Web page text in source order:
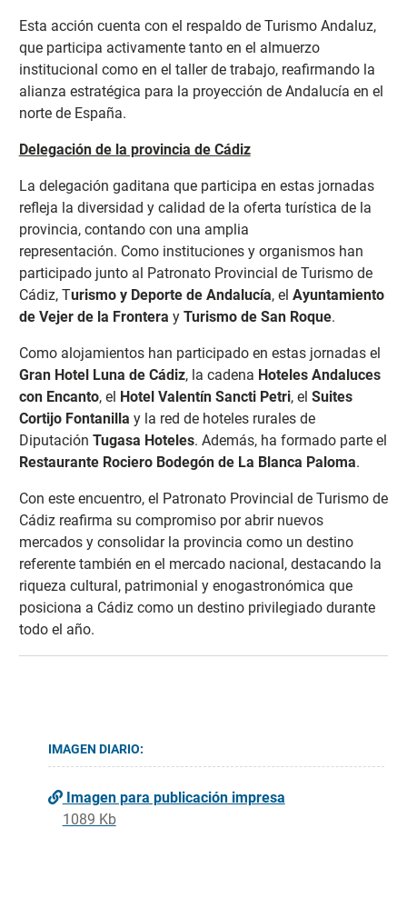
Esta acción cuenta con el respaldo de Turismo Andaluz,
que participa activamente tanto en el almuerzo
institucional como en el taller de trabajo, reafirmando la
alianza estratégica para la proyección de Andalucía en el
norte de España.
Delegación de la provincia de Cádiz
La delegación gaditana que participa en estas jornadas
refleja la diversidad y calidad de la oferta turística de la
provincia, contando con una amplia
representación. Como instituciones y organismos han
participado junto al Patronato Provincial de Turismo de
Cádiz, Turismo y Deporte de Andalucía, el Ayuntamiento
de Vejer de la Frontera y Turismo de San Roque.
Como alojamientos han participado en estas jornadas el
Gran Hotel Luna de Cádiz, la cadena Hoteles Andaluces
con Encanto, el Hotel Valentín Sancti Petri, el Suites
Cortijo Fontanilla y la red de hoteles rurales de
Diputación Tugasa Hoteles. Además, ha formado parte el
Restaurante Rociero Bodegón de La Blanca Paloma.
Con este encuentro, el Patronato Provincial de Turismo de
Cádiz reafirma su compromiso por abrir nuevos
mercados y consolidar la provincia como un destino
referente también en el mercado nacional, destacando la
riqueza cultural, patrimonial y enogastronómica que
posiciona a Cádiz como un destino privilegiado durante
todo el año.
IMAGEN DIARIO:
Imagen para publicación impresa
1089 Kb